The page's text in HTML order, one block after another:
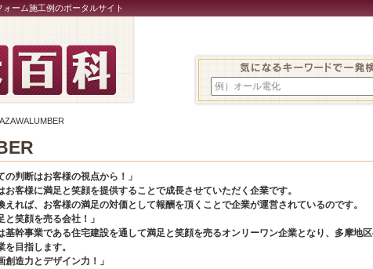
ーム施工例のポータルサイト
例）オール電化
の判断はお客様の視点から！」
お客様に満足と笑顔を提供することで成長させていただく企業です。
えれば、お客様の満足の対価として報酬を頂くことで企業が運営されているのです。
と笑顔を売る会社！」
基幹事業である住宅建設を通して満足と笑顔を売るオンリーワン企業となり、多摩地
を目指します。
創造力とデザイン力！」